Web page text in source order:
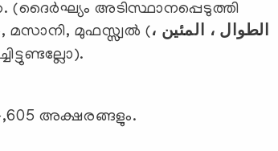
(ദൈര്‍ഘ്യം അടിസ്ഥാനപ്പെടുത്തി
മുഫസ്സ്വല്‍ (الطوال ، المئين ،
അക്ഷരങ്ങളും.